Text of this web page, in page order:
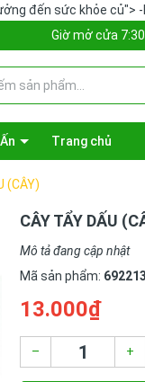
đến sức khỏe củ">
Giờ mở cửa
Trang chủ
(CÂY)
CÂY TẨY DẤU
Mô tả đang cập nhật
Mã sản phẩm:
13.000₫
– +